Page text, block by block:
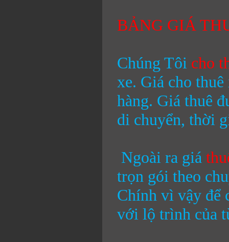
BẢNG GIÁ
Chúng Tôi cho
xe. Giá cho
hàng. Giá thuê
di chuyển, thời
Ngoài ra giá
trọn gói theo
Chính vì vậy để
với lộ trình của